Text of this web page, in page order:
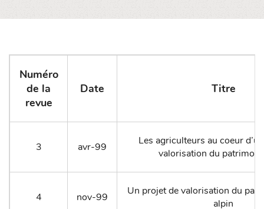
Numéro
de la
revue
Date Titre
3 avr-99
Les agriculteurs au coeur
valorisation du
4 nov-99
Un projet de valorisation du
alpin